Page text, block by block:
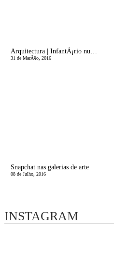
Arquitectura | InfantÃ¡rio numa Vinha
31 de MarÃ§o, 2016
Snapchat nas galerias de arte
08 de Julho, 2016
INSTAGRAM